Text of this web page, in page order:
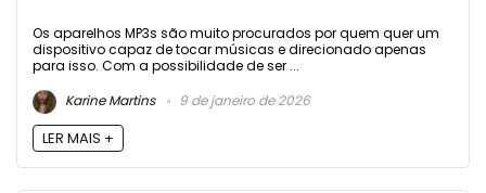
Os aparelhos MP3s são muito procurados por quem quer um
dispositivo capaz de tocar músicas e direcionado apenas
para isso. Com a possibilidade de ser ...
Karine Martins
9 de janeiro de 2026
LER MAIS +